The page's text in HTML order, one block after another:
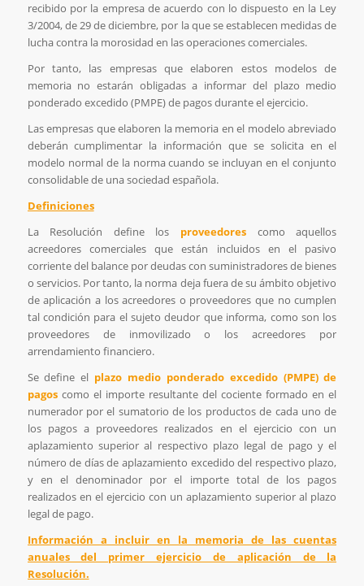
recibido por la empresa de acuerdo con lo dispuesto en la Ley
3/2004, de 29 de diciembre, por la que se establecen medidas de
lucha contra la morosidad en las operaciones comerciales.
Por tanto, las empresas que elaboren estos modelos de
memoria no estarán obligadas a informar del plazo medio
ponderado excedido (PMPE) de pagos durante el ejercicio.
Las empresas que elaboren la memoria en el modelo abreviado
deberán cumplimentar la información que se solicita en el
modelo normal de la norma cuando se incluyan en el conjunto
consolidable de una sociedad española.
Definiciones
La Resolución define los proveedores como aquellos
acreedores comerciales que están incluidos en el pasivo
corriente del balance por deudas con suministradores de bienes
o servicios. Por tanto, la norma deja fuera de su ámbito objetivo
de aplicación a los acreedores o proveedores que no cumplen
tal condición para el sujeto deudor que informa, como son los
proveedores de inmovilizado o los acreedores por
arrendamiento financiero.
Se define el plazo medio ponderado excedido (PMPE) de
pagos como el importe resultante del cociente formado en el
numerador por el sumatorio de los productos de cada uno de
los pagos a proveedores realizados en el ejercicio con un
aplazamiento superior al respectivo plazo legal de pago y el
número de días de aplazamiento excedido del respectivo plazo,
y en el denominador por el importe total de los pagos
realizados en el ejercicio con un aplazamiento superior al plazo
legal de pago.
Información a incluir en la memoria de las cuentas
anuales del primer ejercicio de aplicación de la
Resolución.